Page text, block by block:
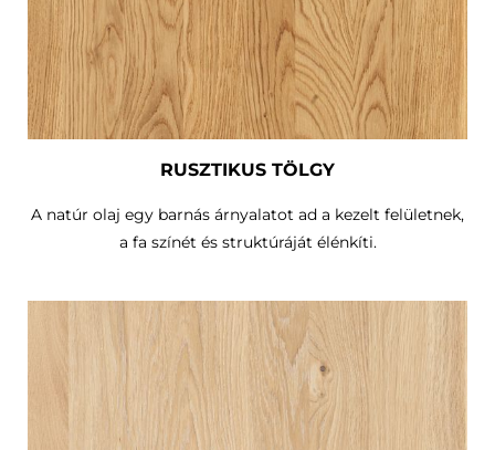
RUSZTIKUS TÖLGY
A natúr olaj egy barnás árnyalatot ad a kezelt felületnek,
a fa színét és struktúráját élénkíti.